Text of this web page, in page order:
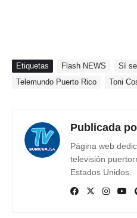
Etiquetas Flash NEWS Sí
Telemundo Puerto Rico
Toni
Publicada
Página web
televisión
Estados Unidos.